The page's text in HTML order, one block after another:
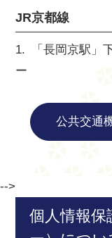
JR京都線
「長岡京駅」
ー
公共交通
-->
個人情報